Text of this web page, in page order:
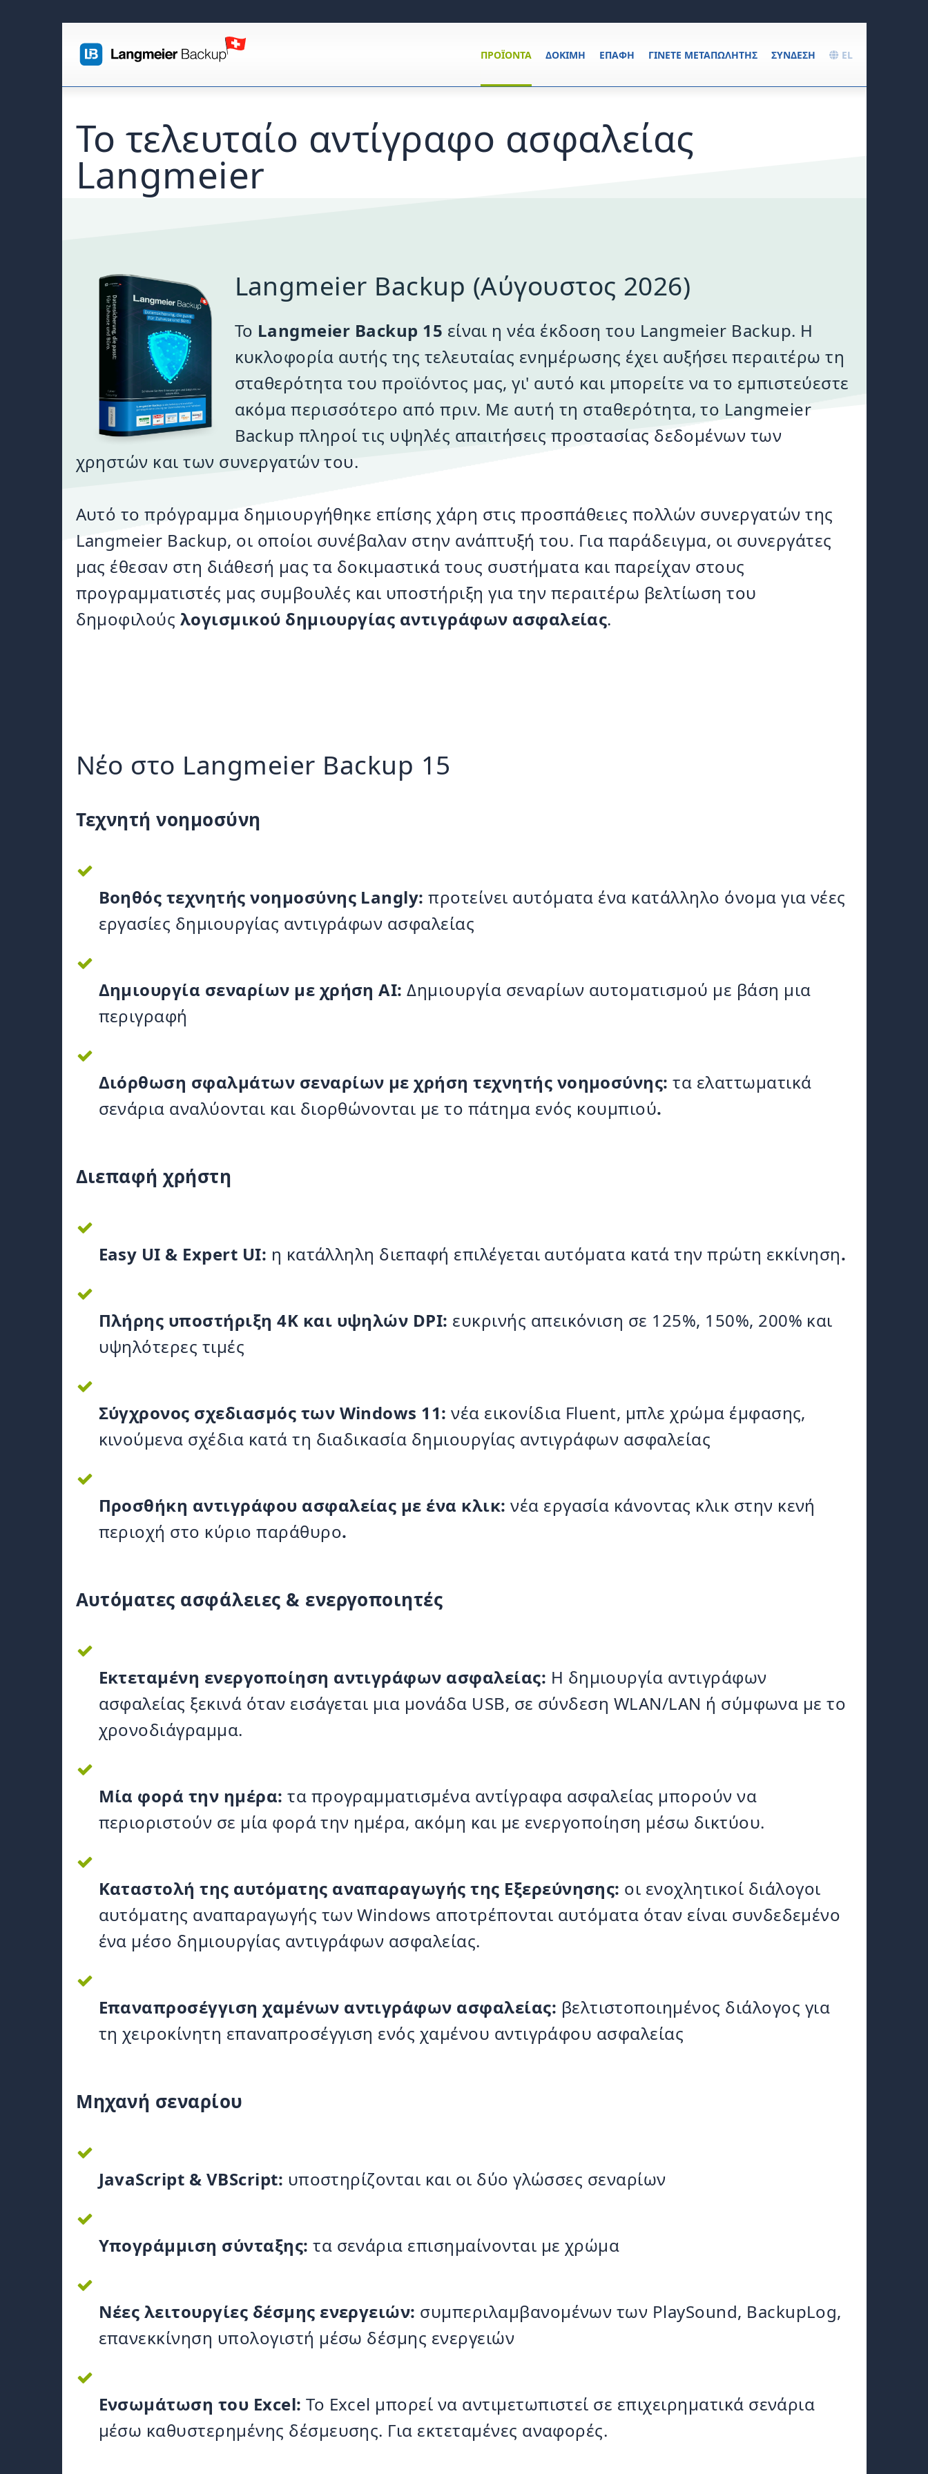
EL
ΣΎΝΔΕΣΗ
ΓΊΝΕΤΕ ΜΕΤΑΠΩΛΗΤΉΣ
ΕΠΑΦΉ
ΔΟΚΙΜΉ
ΠΡΟΪΌΝΤΑ
Το τελευταίο αντίγραφο ασφαλείας
Langmeier
Langmeier Backup (Αύγουστος 2026)
Το Langmeier Backup 15 είναι η νέα έκδοση του Langmeier Backup. Η
κυκλοφορία αυτής της τελευταίας ενημέρωσης έχει αυξήσει περαιτέρω τη
σταθερότητα του προϊόντος μας, γι' αυτό και μπορείτε να το εμπιστεύεστε
ακόμα περισσότερο από πριν. Με αυτή τη σταθερότητα, το Langmeier
Backup πληροί τις υψηλές απαιτήσεις προστασίας δεδομένων των
χρηστών και των συνεργατών του.
Αυτό το πρόγραμμα δημιουργήθηκε επίσης χάρη στις προσπάθειες πολλών συνεργατών της
Langmeier Backup, οι οποίοι συνέβαλαν στην ανάπτυξή του. Για παράδειγμα, οι συνεργάτες
μας έθεσαν στη διάθεσή μας τα δοκιμαστικά τους συστήματα και παρείχαν στους
προγραμματιστές μας συμβουλές και υποστήριξη για την περαιτέρω βελτίωση του
δημοφιλούς λογισμικού δημιουργίας αντιγράφων ασφαλείας.
Νέο στο Langmeier Backup 15
Τεχνητή νοημοσύνη
Βοηθός τεχνητής νοημοσύνης Langly: προτείνει αυτόματα ένα κατάλληλο όνομα για νέες
εργασίες δημιουργίας αντιγράφων ασφαλείας
Δημιουργία σεναρίων με χρήση AI: Δημιουργία σεναρίων αυτοματισμού με βάση μια
περιγραφή
Διόρθωση σφαλμάτων σεναρίων με χρήση τεχνητής νοημοσύνης: τα ελαττωματικά
σενάρια αναλύονται και διορθώνονται με το πάτημα ενός κουμπιού.
Διεπαφή χρήστη
Easy UI & Expert UI: η κατάλληλη διεπαφή επιλέγεται αυτόματα κατά την πρώτη εκκίνηση.
Πλήρης υποστήριξη 4K και υψηλών DPI: ευκρινής απεικόνιση σε 125%, 150%, 200% και
υψηλότερες τιμές
Σύγχρονος σχεδιασμός των Windows 11: νέα εικονίδια Fluent, μπλε χρώμα έμφασης,
κινούμενα σχέδια κατά τη διαδικασία δημιουργίας αντιγράφων ασφαλείας
Προσθήκη αντιγράφου ασφαλείας με ένα κλικ: νέα εργασία κάνοντας κλικ στην κενή
περιοχή στο κύριο παράθυρο.
Αυτόματες ασφάλειες & ενεργοποιητές
Εκτεταμένη ενεργοποίηση αντιγράφων ασφαλείας: Η δημιουργία αντιγράφων
ασφαλείας ξεκινά όταν εισάγεται μια μονάδα USB, σε σύνδεση WLAN/LAN ή σύμφωνα με το
χρονοδιάγραμμα.
Μία φορά την ημέρα: τα προγραμματισμένα αντίγραφα ασφαλείας μπορούν να
περιοριστούν σε μία φορά την ημέρα, ακόμη και με ενεργοποίηση μέσω δικτύου.
Καταστολή της αυτόματης αναπαραγωγής της Εξερεύνησης: οι ενοχλητικοί διάλογοι
αυτόματης αναπαραγωγής των Windows αποτρέπονται αυτόματα όταν είναι συνδεδεμένο
ένα μέσο δημιουργίας αντιγράφων ασφαλείας.
Επαναπροσέγγιση χαμένων αντιγράφων ασφαλείας: βελτιστοποιημένος διάλογος για
τη χειροκίνητη επαναπροσέγγιση ενός χαμένου αντιγράφου ασφαλείας
Μηχανή σεναρίου
JavaScript & VBScript: υποστηρίζονται και οι δύο γλώσσες σεναρίων
Υπογράμμιση σύνταξης: τα σενάρια επισημαίνονται με χρώμα
Νέες λειτουργίες δέσμης ενεργειών: συμπεριλαμβανομένων των PlaySound, BackupLog,
επανεκκίνηση υπολογιστή μέσω δέσμης ενεργειών
Ενσωμάτωση του Excel: Το Excel μπορεί να αντιμετωπιστεί σε επιχειρηματικά σενάρια
μέσω καθυστερημένης δέσμευσης. Για εκτεταμένες αναφορές.